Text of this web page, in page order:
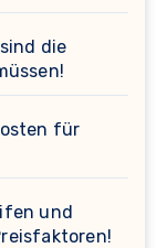
die
für
und